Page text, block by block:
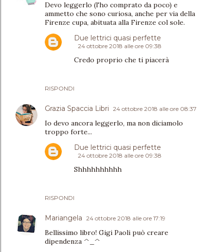
Devo leggerlo (l'ho comprato da poco) e
ammetto che sono curiosa, anche per via della
Firenze cupa, abituata alla Firenze col sole.
RISPONDI
Due lettrici quasi perfette
24 ottobre 2018 alle ore 09:38
Credo proprio che ti piacerà
Grazia Spaccia Libri 24 ottobre 2018 alle ore 08:37
Io devo ancora leggerlo, ma non diciamolo
troppo forte...
RISPONDI
Due lettrici quasi perfette
24 ottobre 2018 alle ore 09:38
Shhhhhhhhhh
Mariangela 24 ottobre 2018 alle ore 17:19
Bellissimo libro! Gigi Paoli può creare
dipendenza ^_^